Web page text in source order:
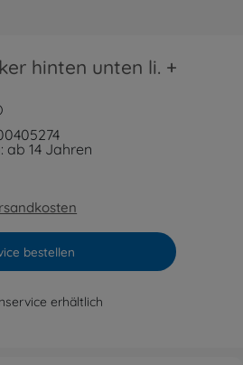
hinten unten li. +
ab 14 Jahren
bestellen
erhältlich